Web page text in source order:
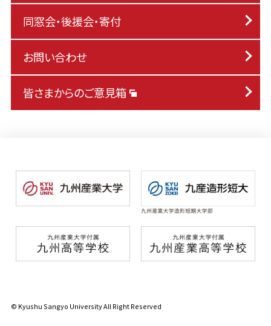
同窓会・後援会・寄付
お問い合わせ
皆さまからのご意見箱
© Kyushu Sangyo University All Right Reserved